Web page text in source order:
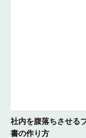
社内を腹落ちさせる
書の作り方